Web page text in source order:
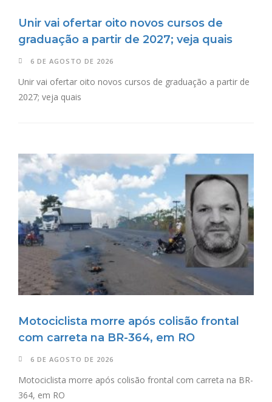
Unir vai ofertar oito novos cursos de
graduação a partir de 2027; veja quais
6 DE AGOSTO DE 2026
Unir vai ofertar oito novos cursos de graduação a partir de
2027; veja quais
Motociclista morre após colisão frontal
com carreta na BR-364, em RO
6 DE AGOSTO DE 2026
Motociclista morre após colisão frontal com carreta na BR-
364, em RO